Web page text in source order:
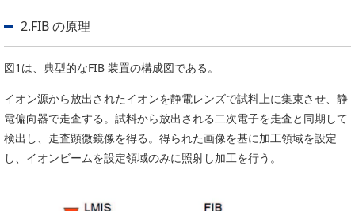
協力企業との適正取引の推進
分析用X線検査装置他PCB廃棄物処理について
会員リスト
入会のご案内
ライフサイエンス
X線・放射光
PICK UP CONTENTS
2.FIB の原理
図1は、典型的なFIB 装置の構成図である。
イオン源から放出されたイオンを静電レンズで試料上に集束させ、静
電偏向器で走査する。試料から放出される二次電子を走査と同期して
検出し、走査顕微鏡像を得る。得られた画像を基に加工領域を設定
し、イオンビームを設定領域のみに照射し加工を行う。